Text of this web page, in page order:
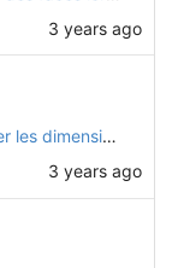
3 years ago
Ajout d'un personnage en 3D pour visualiser les dimensions
3 years ago